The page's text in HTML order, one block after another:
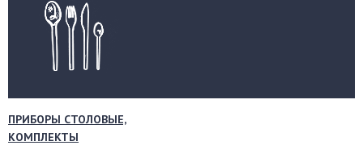
ПРИБОРЫ СТОЛОВЫЕ,
КОМПЛЕКТЫ